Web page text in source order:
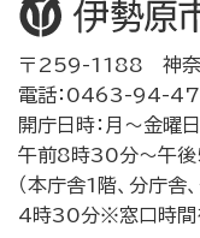
〒259-1188 神奈
電話：0463-94-
開庁日時：月～金曜
午前8時30分～午
（本庁舎1階、分庁
4時30分※窓口時間